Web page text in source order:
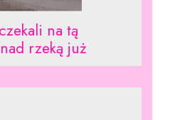
na tą
rzeką już